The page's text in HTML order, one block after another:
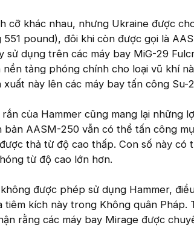
cỡ khác nhau, nhưng Ukraine được
pound), đôi khi còn được gọi là
sử dụng trên các máy bay MiG-29
tảng phóng chính cho loại vũ khí
này lên các máy bay tấn công Su-
của Hammer cũng mang lại những
AASM-250 vẫn có thể tấn công
thả từ độ cao thấp. Con số này có
từ độ cao lớn hơn.
được phép sử dụng Hammer,
kích này trong Không quân Pháp.
rằng các máy bay Mirage được